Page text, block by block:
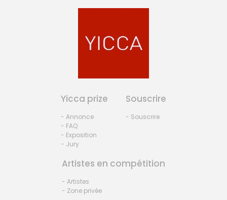
Yicca prize
- Annonce
- FAQ
- Exposition
- Jury
Souscrire
- Souscrire
Artistes en compétition
- Artistes
- Zone privée